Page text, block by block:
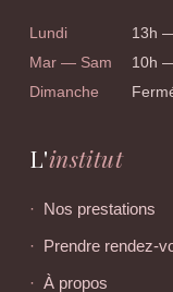
Lundi
13h
Mar — Sam
10h
Dimanche
L'institut
Nos prestations
Prendre rendez-
À propos